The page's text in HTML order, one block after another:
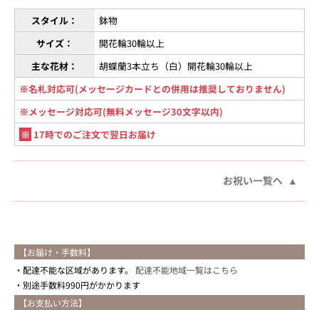
スタイル：
鉢物
サイズ：
開花輪30輪以上
主な花材：
胡蝶蘭3本立ち（白）開花輪30輪以上
※名札対応可(メッセージカードとの併用は推奨しておりません)
※メッセージ対応可(無料メッセージ30文字以内)
※ 17時でのご注文で翌日お届け
お祝い一覧へ
【お届け・手数料】
配達不能な区域があります。 配達不能地域一覧はこちら
別途手数料990円がかかります
【お支払い方法】